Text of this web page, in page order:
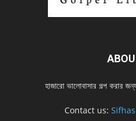
হাজারো ভালোবাসার গল্প করার
Contact us: